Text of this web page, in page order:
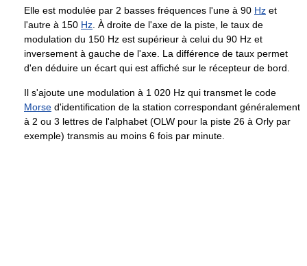
Elle est modulée par 2 basses fréquences l'une à 90 Hz et
l'autre à 150 Hz. À droite de l'axe de la piste, le taux de
modulation du 150 Hz est supérieur à celui du 90 Hz et
inversement à gauche de l'axe. La différence de taux permet
d'en déduire un écart qui est affiché sur le récepteur de bord.
Il s'ajoute une modulation à 1 020 Hz qui transmet le code
Morse d'identification de la station correspondant généralement
à 2 ou 3 lettres de l'alphabet (OLW pour la piste 26 à Orly par
exemple) transmis au moins 6 fois par minute.